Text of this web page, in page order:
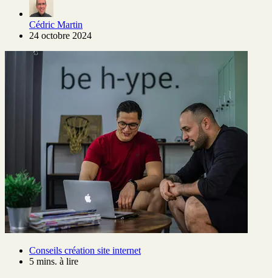
Cédric Martin
24 octobre 2024
Conseils création site internet
5 mins. à lire